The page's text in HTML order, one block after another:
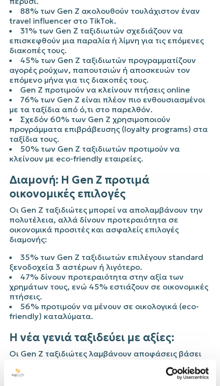
88% των Gen Z ακολουθούν τουλάχιστον έναν
travel influencer στο TikTok.
31% των Gen Z ταξιδιωτών σχεδιάζουν να
επισκεφθούν μια παραλία ή λίμνη για τις επόμενες
διακοπές τους.
45% των Gen Z ταξιδιωτών προγραμματίζουν
αγορές ρούχων, παπουτσιών ή αποσκευών τον
επόμενο μήνα για τις διακοπές τους.
Gen Z προτιμούν να κλείνουν πτήσεις online
76% των Gen Z είναι πλέον πιο ενθουσιασμένοι
με τα ταξίδια από ό,τι στο παρελθόν.
Σχεδόν 60% των Gen Z χρησιμοποιούν
προγράμματα επιβράβευσης (loyalty programs) στα
ταξίδια τους.
50% των Gen Z ταξιδιωτών προτιμούν να
κλείνουν με eco-friendly εταιρείες.
Διαμονή: Η Gen Z προτιμά
οικονομικές επιλογές
Οι Gen Z ταξιδιώτες μπορεί να απολαμβάνουν την
πολυτέλεια, αλλά δίνουν προτεραιότητα σε
οικονομικά προσιτές και ασφαλείς επιλογές
διαμονής:
35% των Gen Z ταξιδιωτών επιλέγουν standard
ξενοδοχεία 3 αστέρων ή λιγότερο.
47% δίνουν προτεραιότητα στην αξία των
χρημάτων τους, ενώ 45% εστιάζουν σε οικονομικές
πτήσεις.
56% προτιμούν να μένουν σε οικολογικά (eco-
friendly) καταλύματα.
Η νέα γενιά ταξιδεύει με αξίες:
Οι Gen Z ταξιδιώτες λαμβάνουν αποφάσεις βάσει
73% των Gen Z προτιμούν ταξιδιωτικές